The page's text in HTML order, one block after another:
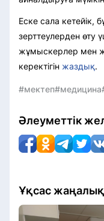
Еске сала кетейік,
зерттеулерден өту
жұмыскерлер мен
керектігін жаздық.
#мектеп#медицина
Әлеуметтік
Ұқсас